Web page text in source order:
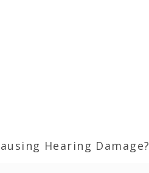
Hearing Damage?